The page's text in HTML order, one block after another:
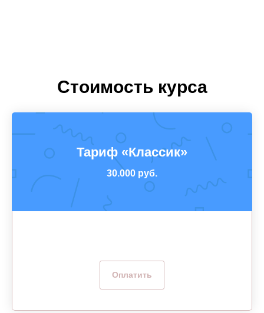
Стоимость курса
Тариф «Классик»
30.000 руб.
Оплатить